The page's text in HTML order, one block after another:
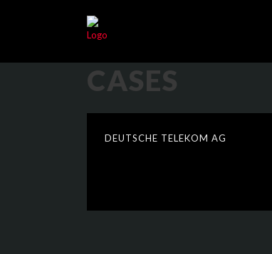
CASES
DEUTSCHE TELEKOM AG